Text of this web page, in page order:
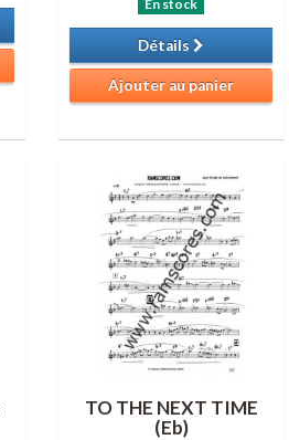
En stock
Détails
Ajouter au panier
TO THE NEXT TIME
(Eb)